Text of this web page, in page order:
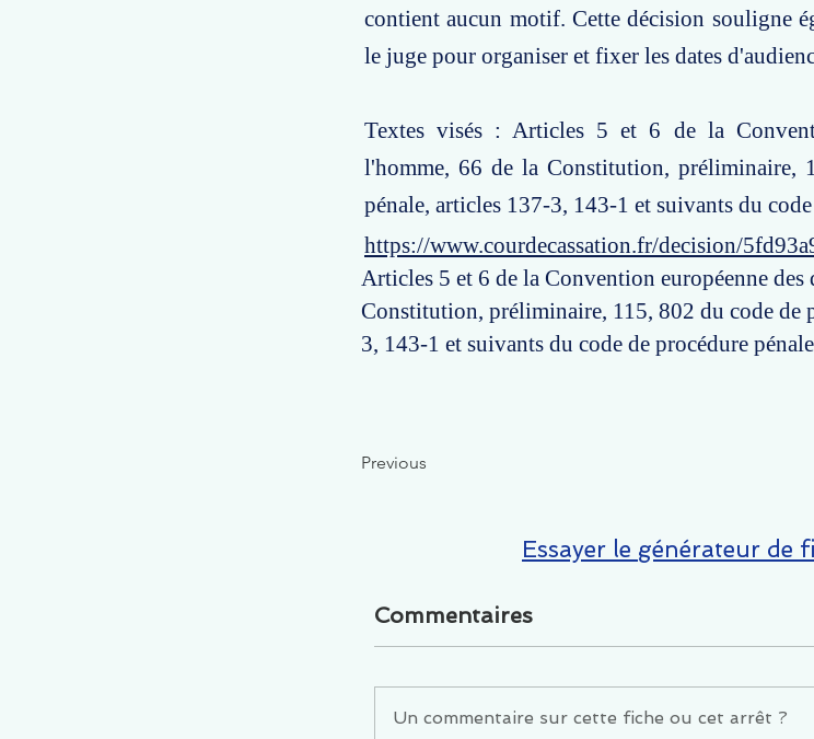
contient aucun motif. Cette décision souligne
le juge pour organiser et fixer les dates
Textes visés : Articles 5 et 6 de la
l'homme, 66 de la Constitution, préliminaire,
pénale, articles 137-3, 143-1 et suivants du
https://www.courdecassation.fr/decision/
Articles 5 et 6 de la Convention européenne
Constitution, préliminaire, 115, 802 du code de
3, 143-1 et suivants du code de procédure
Previous
Essayer le générateur de
Commentaires
Un commentaire sur cette fiche ou cet arrêt ?